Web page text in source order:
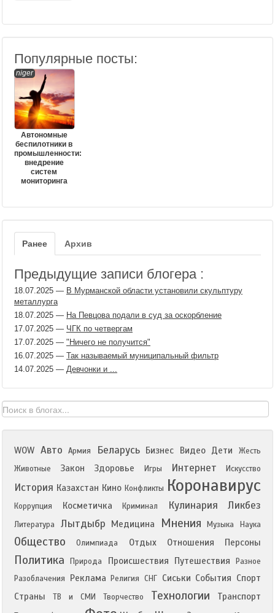
Популярные посты:
niger
Автономные
беспилотники в
промышленности:
внедрение
систем
мониторинга
Ранее Архив
Предыдущие записи блогера :
18.07.2025 — В Мурманской области установили скульптуру
металлурга
18.07.2025 — На Певцова подали в суд за оскорбление
17.07.2025 — ЧГК по четвергам
17.07.2025 — "Ничего не получится"
16.07.2025 — Так называемый муниципальный фильтр
14.07.2025 — Девчонки и ...
WOW Авто Армия Беларусь Бизнес Видео Дети
Жесть
Животные
Закон Здоровье Игры Интернет Искусство
История Казахстан Кино Конфликты Коронавирус
Коррупция Косметичка Криминал Кулинария Ликбез
Литература Лытдыбр Медицина Мнения Музыка Наука
Общество Олимпиада Отдых Отношения Персоны
Политика Природа Происшествия Путешествия
Разное
Разоблачения
Реклама Религия СНГ Сиськи События Спорт
Страны
ТВ и СМИ Творчество Технологии Транспорт